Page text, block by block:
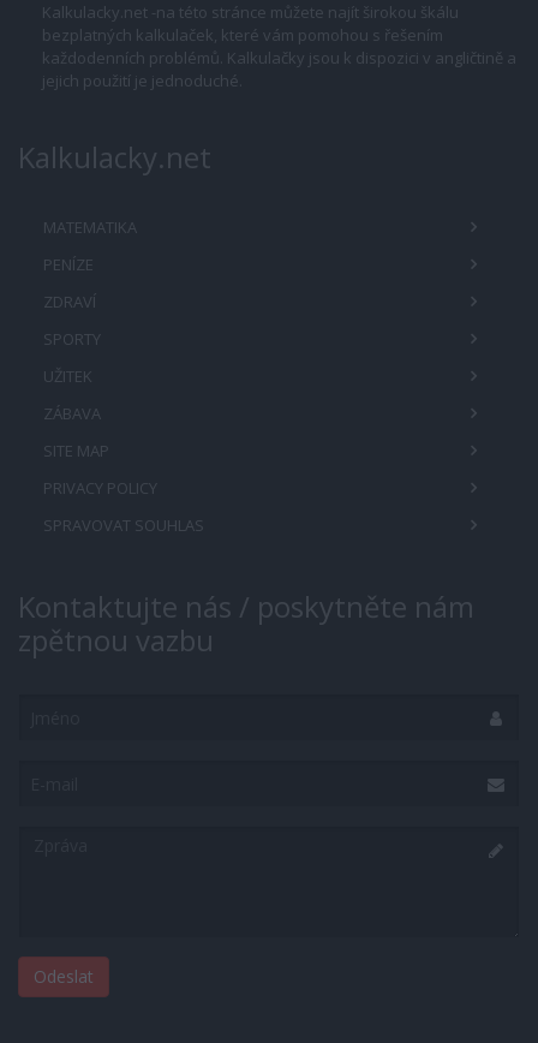
Kalkulacky.net -na této stránce můžete najít širokou škálu
bezplatných kalkulaček, které vám pomohou s řešením
každodenních problémů. Kalkulačky jsou k dispozici v angličtině a
jejich použití je jednoduché.
Kalkulacky.net
MATEMATIKA
PENÍZE
ZDRAVÍ
SPORTY
UŽITEK
ZÁBAVA
SITE MAP
PRIVACY POLICY
SPRAVOVAT SOUHLAS
Kontaktujte nás / poskytněte nám
zpětnou vazbu